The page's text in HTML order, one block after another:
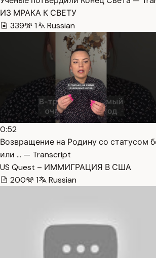
ИЗ МРАКА К СВЕТУ
339
1 Russian
0:52
Возвращение на Родину со статусом
или … — Transcript
US Quest – ИММИГРАЦИЯ В США
200
1 Russian